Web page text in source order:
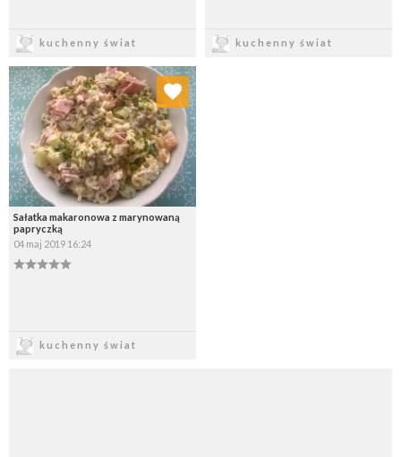
kuchenny świat kuchenny świat
Sałatka makaronowa z marynowaną
papryczką
04 maj 2019 16:24
kuchenny świat
Dodaj do ulubionych
Wybierz listę: